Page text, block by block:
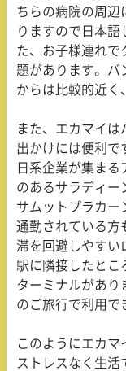
ちらの病院の周辺
りますので日本語
た、お子様連れで
題があります。バ
からは比較的近く
また、エカマイ
出かけには便利で
日系企業が集まる
のあるサラディー
サムットプラカー
通勤されている方
滞を回避しやすい
駅に隣接したとこ
ターミナルがあり
のご旅行で利用で
このようにエカマ
ストレスなく生活